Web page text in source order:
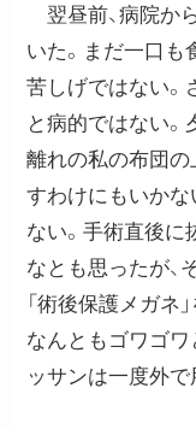
翌昼前、病院か
いた。まだ一口も
苦しげではない。
と病的ではない。
離れの私の布団の
すわけにもいか
ない。手術直後
なとも思ったが、
「術後保護メガネ
なんともゴワゴ
ッサンは一度外で